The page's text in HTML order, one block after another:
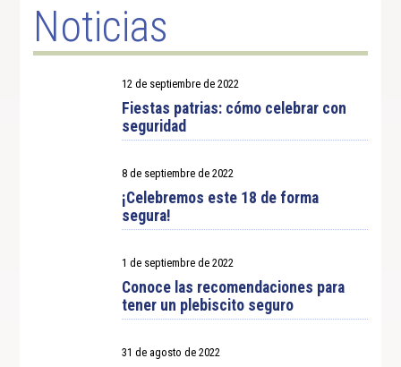
Noticias
12 de septiembre de 2022
Fiestas patrias: cómo celebrar con
seguridad
8 de septiembre de 2022
¡Celebremos este 18 de forma
segura!
1 de septiembre de 2022
Conoce las recomendaciones para
tener un plebiscito seguro
31 de agosto de 2022